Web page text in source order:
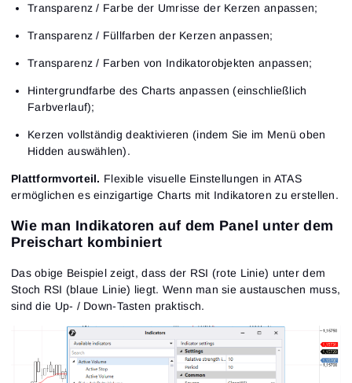
Transparenz / Farbe der Umrisse der Kerzen anpassen;
Transparenz / Füllfarben der Kerzen anpassen;
Transparenz / Farben von Indikatorobjekten anpassen;
Hintergrundfarbe des Charts anpassen (einschließlich
Farbverlauf);
Kerzen vollständig deaktivieren (indem Sie im Menü oben
Hidden auswählen).
Plattformvorteil. Flexible visuelle Einstellungen in ATAS
ermöglichen es einzigartige Charts mit Indikatoren zu erstellen.
Wie man Indikatoren auf dem Panel unter dem
Preischart kombiniert
Das obige Beispiel zeigt, dass der RSI (rote Linie) unter dem
Stoch RSI (blaue Linie) liegt. Wenn man sie austauschen muss,
sind die Up- / Down-Tasten praktisch.